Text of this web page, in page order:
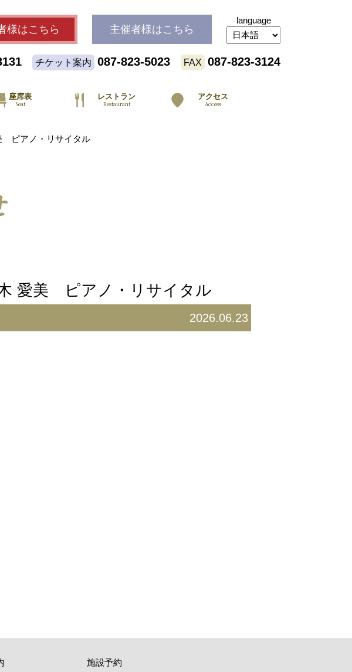
様はこちら 主催者様はこちら
language
チケット案内 087-823-5023 FAX 087-823-3124
座席表
Seat
レストラン
Restaurant
アクセス
Access
ピアノ・リサイタル
愛美 ピアノ・リサイタル
2026.06.23
施設予約